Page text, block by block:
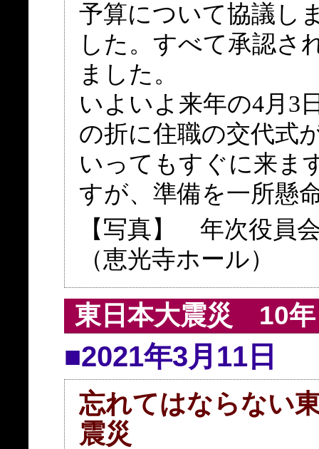
予算について協議し
した。すべて承認さ
ました。
いよいよ来年の4月3
の折に住職の交代式
いってもすぐに来ま
すが、準備を一所懸
【写真】 年次役員
（恵光寺ホール）
東日本大震災 10年
■2021年3月11日
忘れてはならない
震災